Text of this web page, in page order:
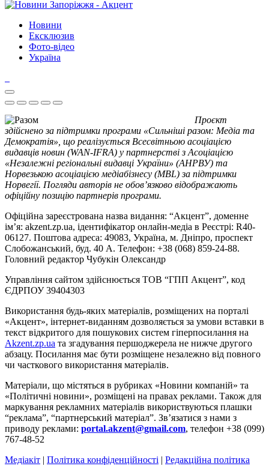
Новини
Ексклюзив
Фото-відео
Україна
Проєкт
здійснено за підтримки програми «Сильніші разом: Медіа та
Демократія», що реалізується Всесвітньою асоціацією
видавців новин (WAN-IFRA) у партнерстві з Асоціацією
«Незалежні регіональні видавці України» (АНРВУ) та
Норвезькою асоціацією медіабізнесу (MBL) за підтримки
Норвегії. Погляди авторів не обов’язково відображають
офіційну позицію партнерів програми.
Офіційна зареєстрована назва видання: “Акцент”, доменне
ім’я: akzent.zp.ua, ідентифікатор онлайн-медіа в Реєстрі: R40-
06127. Поштова адреса: 49083, Україна, м. Дніпро, проспект
Слобожанський, буд. 40 А. Телефон: +38 (068) 859-24-88.
Головний редактор Чубукін Олександр
Управління сайтом здійснюється ТОВ “ГПП Акцент”, код
ЄДРПОУ 39404303
Використання будь-яких матеріалів, розміщених на порталі
«Акцент», інтернет-виданням дозволяється за умови вставки в
текст відкритого для пошукових систем гіперпосилання на
Akzent.zp.ua та згадування першоджерела не нижче другого
абзацу. Посилання має бути розміщене незалежно від повного
чи часткового використання матеріалів.
Матеріали, що містяться в рубриках «Новини компаній» та
«Політичні новини», розміщені на правах реклами. Також для
маркування рекламних матеріалів використвуються плашки
“реклама”, “партнерський матеріал”. Зв’язатися з нами з
приводу реклами: portal.akzent@gmail.com, телефон +38 (099)
767-48-52
Медіакіт | Політика конфіденційності | Редакційна політика